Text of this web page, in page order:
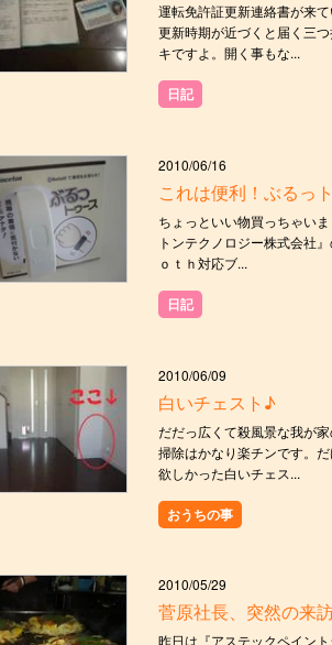
運転免許証更新連絡書が来
更新時期が近づくと届く三
キですよ。開く事もな...
日記
2010/06/16
これは便利！ぶるっ
ちょっといい物買っちゃい
トンテクノロジー株式会社
ｏｔｈ対応ブ...
日記
2010/06/09
白いチェスト♪
だだっ広くて殺風景な我が家
掃除はかなり楽チンです。
欲しかった白いチェス...
おうちの事
2010/05/29
菅原社長、突然の来
昨日は『アステックペイン